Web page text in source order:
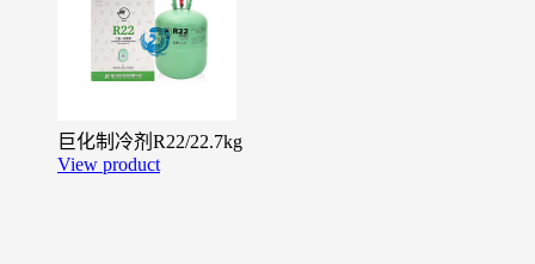
巨化制冷剂R22/22.7kg
View product